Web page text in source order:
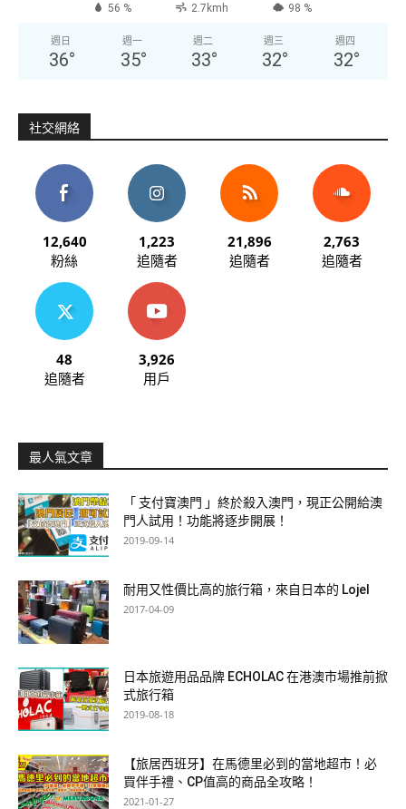
56 % 2.7kmh 98 %
週日
36°
週一
35°
週二
33°
週三
32°
週四
32°
社交網絡
12,640
粉絲
1,223
追隨者
21,896
追隨者
2,763
追隨者
48
追隨者
3,926
用戶
最人氣文章
「 支付寶澳門 」終於殺入澳門，現正公開給澳
門人試用！功能將逐步開展！
2019-09-14
耐用又性價比高的旅行箱，來自日本的 Lojel
2017-04-09
日本旅遊用品品牌 ECHOLAC 在港澳市場推前掀
式旅行箱
2019-08-18
【旅居西班牙】在馬德里必到的當地超市！必
買伴手禮、CP值高的商品全攻略！
2021-01-27